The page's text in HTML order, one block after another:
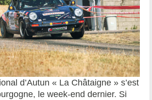
d’Autun « La Châtaigne » s’est
le week-end dernier. Si